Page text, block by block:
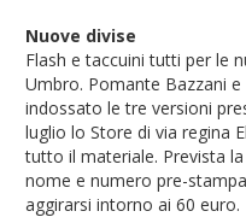
Nuove divise
Flash e taccuini tutti per le
Umbro. Pomante Bazzani
indossato le tre versioni
luglio lo Store di via regina
tutto il materiale. Prevista
nome e numero pre-
aggirarsi intorno ai 60 euro.